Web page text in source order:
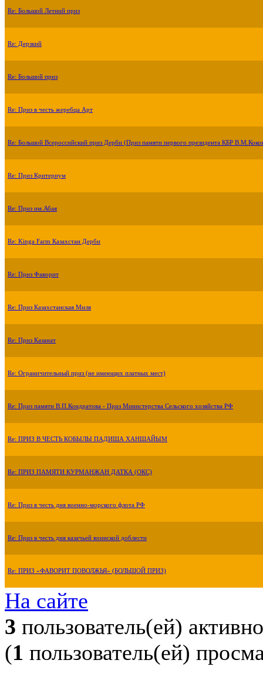
Re: Большой Летний приз
Re: Дерзкий
Re: Большой приз
Re: Приз в честь жеребца Арт
Re: Большой Всероссийский приз Дерби (Приз памяти первого президента КБР
Re: Приз Критериум
Re: Приз им.Абая
Re: Kinga Farm Казахстан Дерби
Re: Приз Фаворит
Re: Приз Казахстанская Миля
Re: Приз Казанат
Re: Ограничительный приз (не имеющих платных мест)
Re: Приз памяти В.П.Кондратова - Приз Министерства Сельского хозяйства РФ
Re: ПРИЗ В ЧЕСТЬ КОБЫЛЫ ПАДИША ХАНШАЙЫМ
Re: ПРИЗ ПАМЯТИ КУРМАНЖАН ДАТКА (ОКС)
Re: Приз в честь дня военно-морского флота РФ
Re: Приз в честь дня казачьей воинской доблести
Re: ПРИЗ «ФАВОРИТ ПОВОЛЖЬЯ» (БОЛЬШОЙ ПРИЗ)
На сайте
3 пользователь(ей) активно
(1 пользователь(ей)